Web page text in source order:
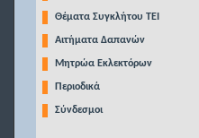
Θέματα Συγκλήτου ΤΕΙ
Αιτήματα Δαπανών
Μητρώα Εκλεκτόρων
Περιοδικά
Σύνδεσμοι